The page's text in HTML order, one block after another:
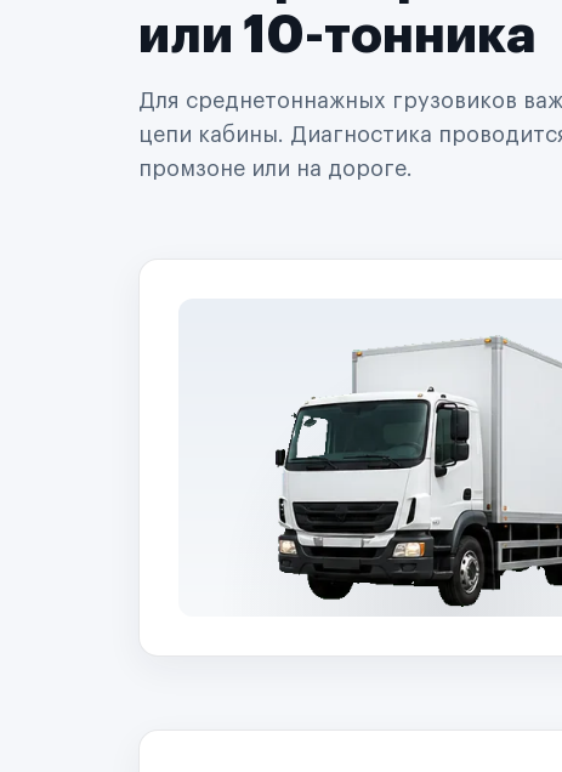
Ремонт спецтехники
Управляющие компании
Страховые компании
B2B-дистрибьюторы
или 10-тонника
Для среднетоннажных грузовиков
цепи кабины. Диагностика
промзоне или на дороге.